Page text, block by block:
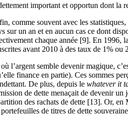
important et opportun dont la
comme souvent avec les
sur un an et en aucun cas ce dont
chaque année [9]. En 1996,
avant 2010 à des taux de 1% ou
l’argent semble devenir magique,
finance en partie). Ces sommes
De plus, depuis lewhatever it
de dette menaçait de devenir
des rachats de dette [13]. Or, en
portefeuilles de titres de dette